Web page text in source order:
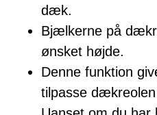
dæk.
Bjælkerne på
ønsket højde.
Denne funktion
tilpasse